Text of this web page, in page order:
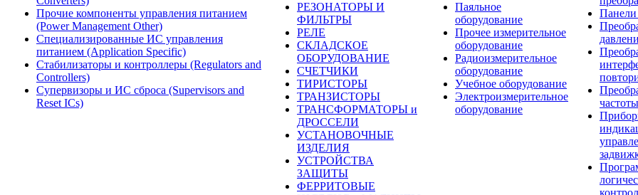
Прочие компоненты управления питанием
(Power Management Other)
Специализированные ИС управления
питанием (Application Specific)
Стабилизаторы и контроллеры (Regulators and
Controllers)
Супервизоры и ИС сброса (Supervisors and
Reset ICs)
РЕЗОНАТОРЫ И
ФИЛЬТРЫ
РЕЛЕ
СКЛАДСКОЕ
ОБОРУДОВАНИЕ
СЧЕТЧИКИ
ТИРИСТОРЫ
ТРАНЗИСТОРЫ
ТРАНСФОРМАТОРЫ и
ДРОССЕЛИ
УСТАНОВОЧНЫЕ
ИЗДЕЛИЯ
УСТРОЙСТВА
ЗАЩИТЫ
ФЕРРИТОВЫЕ
Паяльное
оборудование
Прочее измерительное
оборудование
Радиоизмерительное
оборудование
Учебное оборудование
Электроизмерительное
оборудование
Панели
частоты